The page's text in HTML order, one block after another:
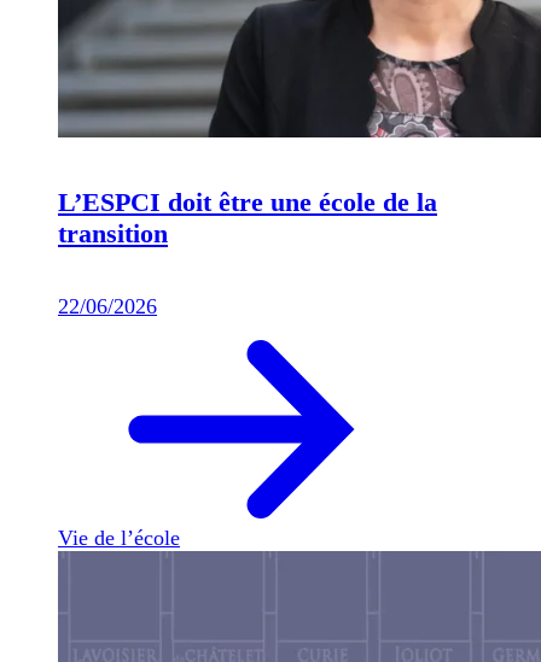
L’ESPCI doit être une école de la
transition
22/06/2026
Vie de l’école